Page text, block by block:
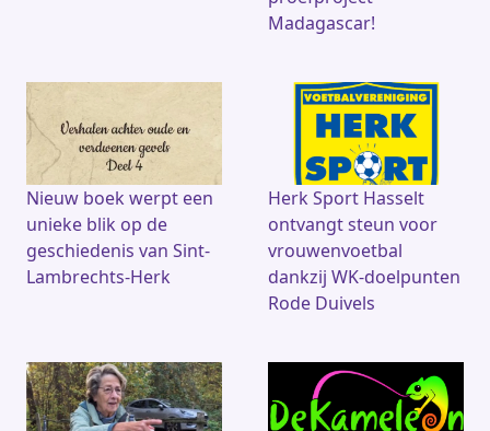
Madagascar!
Nieuw boek werpt een
unieke blik op de
geschiedenis van Sint-
Lambrechts-Herk
Herk Sport Hasselt
ontvangt steun voor
vrouwenvoetbal
dankzij WK-doelpunten
Rode Duivels